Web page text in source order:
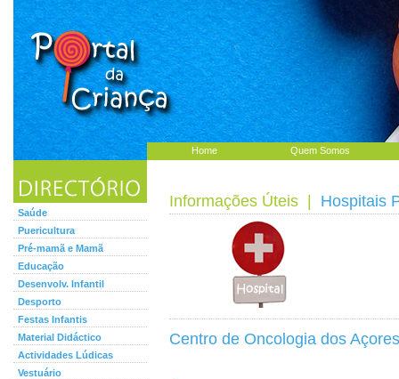
Home Quem Somos
Saúde
Puericultura
Pré-mamã e Mamã
Educação
Desenvolv. Infantil
Desporto
Festas Infantis
Material Didáctico
Actividades Lúdicas
Vestuário
Informações Úteis Hospitais
Centro de Oncologia dos Açores